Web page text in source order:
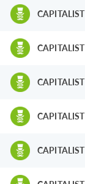
CAPITALIST
CAPITALIST
CAPITALIST
CAPITALIST
CAPITALIST